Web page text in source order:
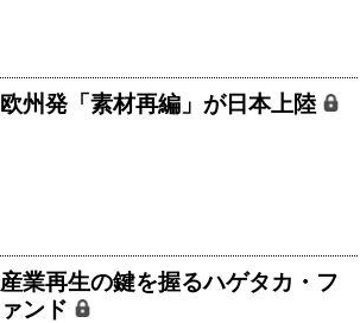
欧州発「素材再編」が日本上陸
産業再生の鍵を握るハゲタカ・フ
ァンド